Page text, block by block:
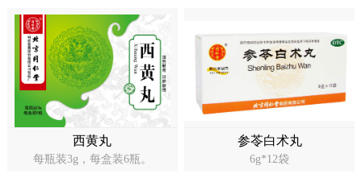
西黄丸
每瓶装3g，每盒装6瓶。
参苓白术丸
6g*12袋